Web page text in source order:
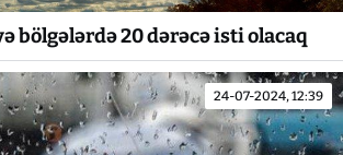
bölgələrdə 20 dərəcə isti olacaq
24-07-2024, 12:39